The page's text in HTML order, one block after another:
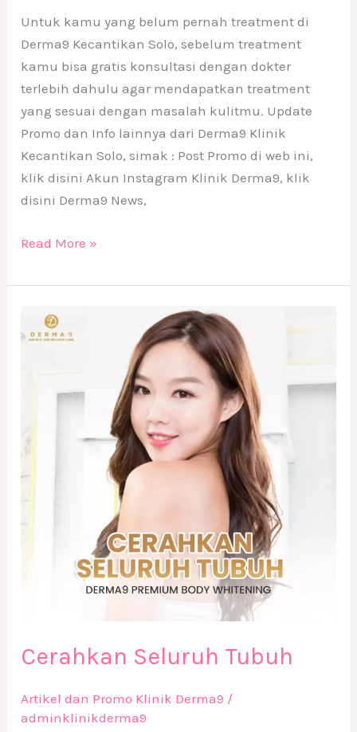
Untuk kamu yang belum pernah treatment di
Derma9 Kecantikan Solo, sebelum treatment
kamu bisa gratis konsultasi dengan dokter
terlebih dahulu agar mendapatkan treatment
yang sesuai dengan masalah kulitmu. Update
Promo dan Info lainnya dari Derma9 Klinik
Kecantikan Solo, simak : Post Promo di web ini,
klik disini Akun Instagram Klinik Derma9, klik
disini Derma9 News,
Read More »
Cerahkan Seluruh Tubuh
Artikel dan Promo Klinik Derma9 /
adminklinikderma9
Cerahkan
Seluruh